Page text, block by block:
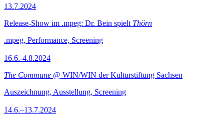
13.7.2024
Release-Show im .mpeg: Dr. Bein spielt Thörn
.mpeg, Performance, Screening
16.6.-4.8.2024
The Commune @ WIN/WIN der Kulturstiftung Sachsen
Auszeichnung, Ausstellung, Screening
14.6.–13.7.2024